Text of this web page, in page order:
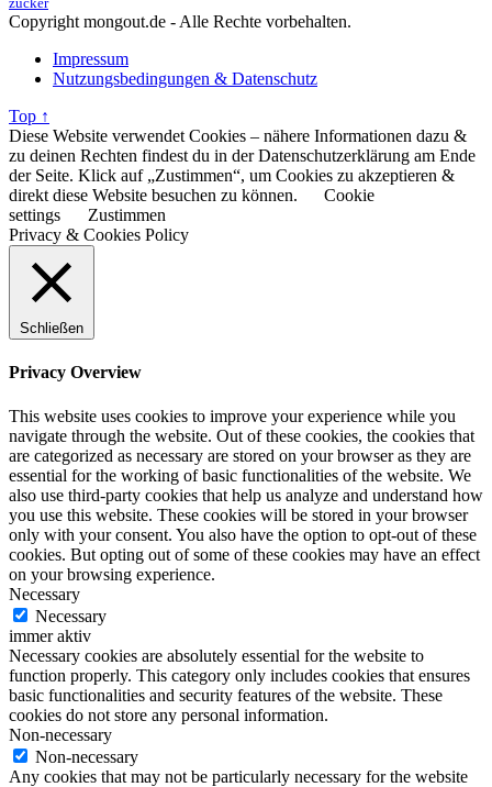
zucker
Copyright mongout.de - Alle Rechte vorbehalten.
Impressum
Nutzungsbedingungen & Datenschutz
Top ↑
Diese Website verwendet Cookies – nähere Informationen dazu &
zu deinen Rechten findest du in der Datenschutzerklärung am Ende
der Seite. Klick auf „Zustimmen“, um Cookies zu akzeptieren &
direkt diese Website besuchen zu können.
Cookie
settings
Zustimmen
Privacy & Cookies Policy
Schließen
Privacy Overview
This website uses cookies to improve your experience while you
navigate through the website. Out of these cookies, the cookies that
are categorized as necessary are stored on your browser as they are
essential for the working of basic functionalities of the website. We
also use third-party cookies that help us analyze and understand how
you use this website. These cookies will be stored in your browser
only with your consent. You also have the option to opt-out of these
cookies. But opting out of some of these cookies may have an effect
on your browsing experience.
Necessary
Necessary
immer aktiv
Necessary cookies are absolutely essential for the website to
function properly. This category only includes cookies that ensures
basic functionalities and security features of the website. These
cookies do not store any personal information.
Non-necessary
Non-necessary
Any cookies that may not be particularly necessary for the website